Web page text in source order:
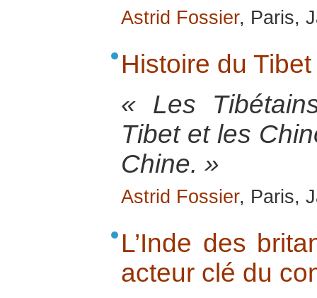
Astrid Fossier, Paris,
Histoire du Tibet
« Les
Tibet et les
Chine. »
Astrid Fossier, Paris,
L’Inde des
acteur clé du